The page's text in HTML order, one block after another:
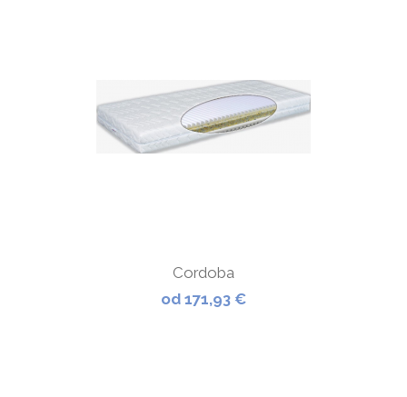
Cordoba
od 171,93 €